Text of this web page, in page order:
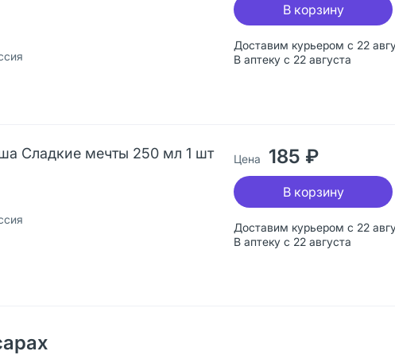
Доставим курьером с 22
В аптеку с 22 августа
В корзину
Сладкие мечты 250 мл 1 шт
Доставим курьером с 22
В аптеку с 22 августа
Цена 185 ₽
В корзину